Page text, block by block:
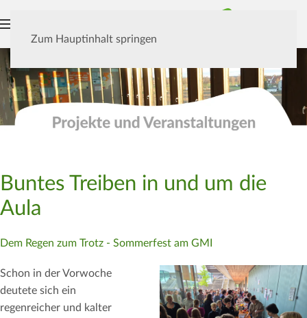
Zum Hauptinhalt springen
Buntes Treiben in und um die
Aula
Dem Regen zum Trotz - Sommerfest am GMI
Schon in der Vorwoche
deutete sich ein
regenreicher und kalter